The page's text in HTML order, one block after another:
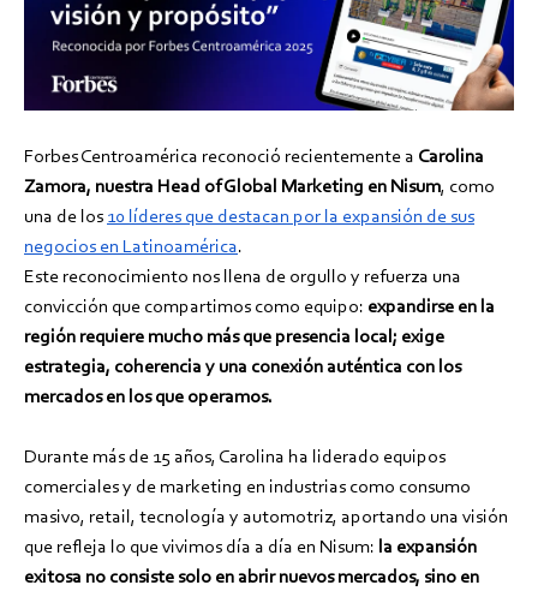
Forbes Centroamérica reconoció recientemente a Carolina
Zamora, nuestra Head of Global Marketing en Nisum, como
una de los 10 líderes que destacan por la expansión de sus
negocios en Latinoamérica.
Este reconocimiento nos llena de orgullo y refuerza una
convicción que compartimos como equipo: expandirse en la
región requiere mucho más que presencia local; exige
estrategia, coherencia y una conexión auténtica con los
mercados en los que operamos.
Durante más de 15 años, Carolina ha liderado equipos
comerciales y de marketing en industrias como consumo
masivo, retail, tecnología y automotriz, aportando una visión
que refleja lo que vivimos día a día en Nisum: la expansión
exitosa no consiste solo en abrir nuevos mercados, sino en